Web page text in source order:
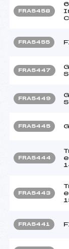
FRA5458
FRA5455
FRA5447
FRA5449
FRA5445
FRA5444
FRA5443
FRA5441